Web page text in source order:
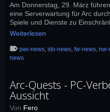
Am Donnerstag, 29. März
eine Serverwartung für Arc
Spiele und Dienste zu
Weiterlesen
pwi-news, sto-news, fw-news, nw-
news
Arc-Quests - PC-
Aussicht
Von Fero